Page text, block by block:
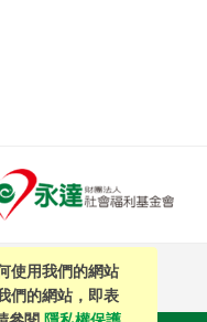
使用我們的網站
們的網站，即表